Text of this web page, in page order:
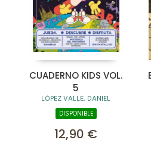
CUADERNO KIDS VOL.
5
LÓPEZ VALLE, DANIEL
DISPONIBLE
12,90 €